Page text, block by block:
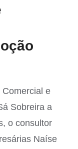
Comercial e
Sobreira a
o consultor
Naíse